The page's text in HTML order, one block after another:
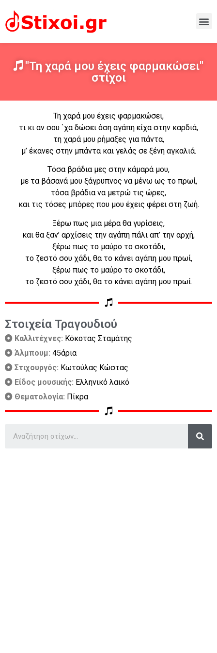
"Τη χαρά μου έχεις φαρμακώσει"
στίχοι
Τη χαρά μου έχεις φαρμακώσει,
τι κι αν σου `χα δώσει όση αγάπη είχα στην καρδιά,
τη χαρά μου ρήμαξες για πάντα,
μ’ έκανες στην μπάντα και γελάς σε ξένη αγκαλιά.
Τόσα βράδια μες στην κάμαρά μου,
με τα βάσανά μου ξάγρυπνος να μένω ως το πρωί,
τόσα βράδια να μετρώ τις ώρες,
και τις τόσες μπόρες που μου έχεις φέρει στη ζωή.
Ξέρω πως μια μέρα θα γυρίσεις,
και θα ξαν’ αρχίσεις την αγάπη πάλι απ’ την αρχή,
ξέρω πως το μαύρο το σκοτάδι,
το ζεστό σου χάδι, θα το κάνει αγάπη μου πρωί,
ξέρω πως το μαύρο το σκοτάδι,
το ζεστό σου χάδι, θα το κάνει αγάπη μου πρωί.
Στοιχεία Τραγουδιού
Καλλιτέχνες: Κόκοτας Σταμάτης
Άλμπουμ: 45άρια
Στιχουργός: Κωτούλας Κώστας
Είδος μουσικής: Ελληνικό λαικό
Θεματολογία: Πίκρα